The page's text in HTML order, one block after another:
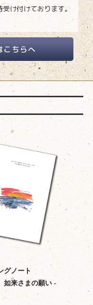
け付けております。
こちらへ
グノート
如来さまの願い -